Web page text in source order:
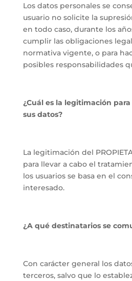
Los datos personales se
usuario no solicite la
en todo caso, durante los
cumplir las obligaciones
normativa vigente, o para
posibles responsabilidades
¿Cuál es la legitimación
sus datos?
La legitimación del
para llevar a cabo el
los usuarios se basa en el
interesado.
¿A qué destinatarios se
Con carácter general los
terceros, salvo que lo